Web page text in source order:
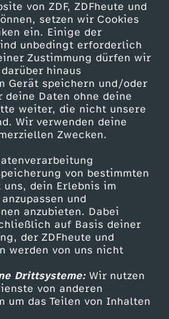
von ZDF, ZDFheute und
setzen wir Cookies
ein. Einige der
unbedingt erforderlich
Zustimmung dürfen wir
hinaus
Gerät speichern und/oder
Daten ohne deine
weiter, die nicht unsere
Wir verwenden deine
Zwecken.
von bestimmten
dein Erlebnis im
und
anzubieten. Dabei
auf Basis deiner
der ZDFheute und
werden von uns nicht
Drittsysteme:Wir nutzen
von anderen
um das Teilen von Inhalten
Service
ZDFmitreden
Kontakt zum ZDF
Tickets
Zuschauerservice
Hilfe